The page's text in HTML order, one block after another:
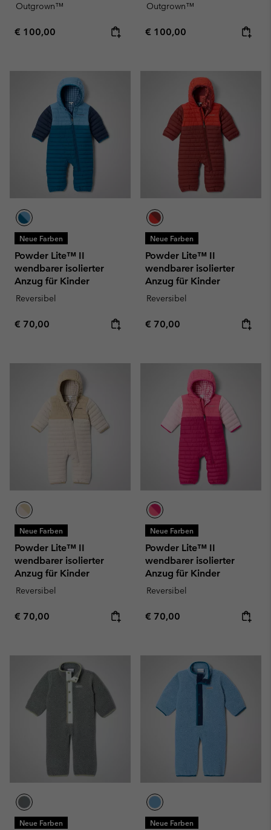
Outgrown™
Regular price:
€ 100,00
Outgrown™
Regular price:
€ 100,00
Neue Farben
Powder Lite™ II
wendbarer isolierter
Anzug für Kinder
Reversibel
Regular price:
€ 70,00
Neue Farben
Powder Lite™ II
wendbarer isolierter
Anzug für Kinder
Reversibel
Regular price:
€ 70,00
Neue Farben
Powder Lite™ II
wendbarer isolierter
Anzug für Kinder
Reversibel
Regular price:
€ 70,00
Neue Farben
Powder Lite™ II
wendbarer isolierter
Anzug für Kinder
Reversibel
Regular price:
€ 70,00
Neue Farben Neue Farben